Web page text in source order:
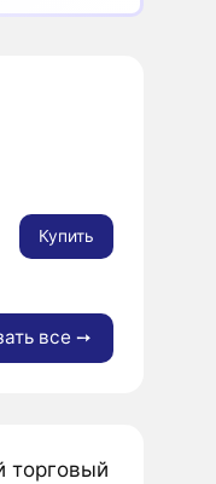
Купить
все ➙
торговый